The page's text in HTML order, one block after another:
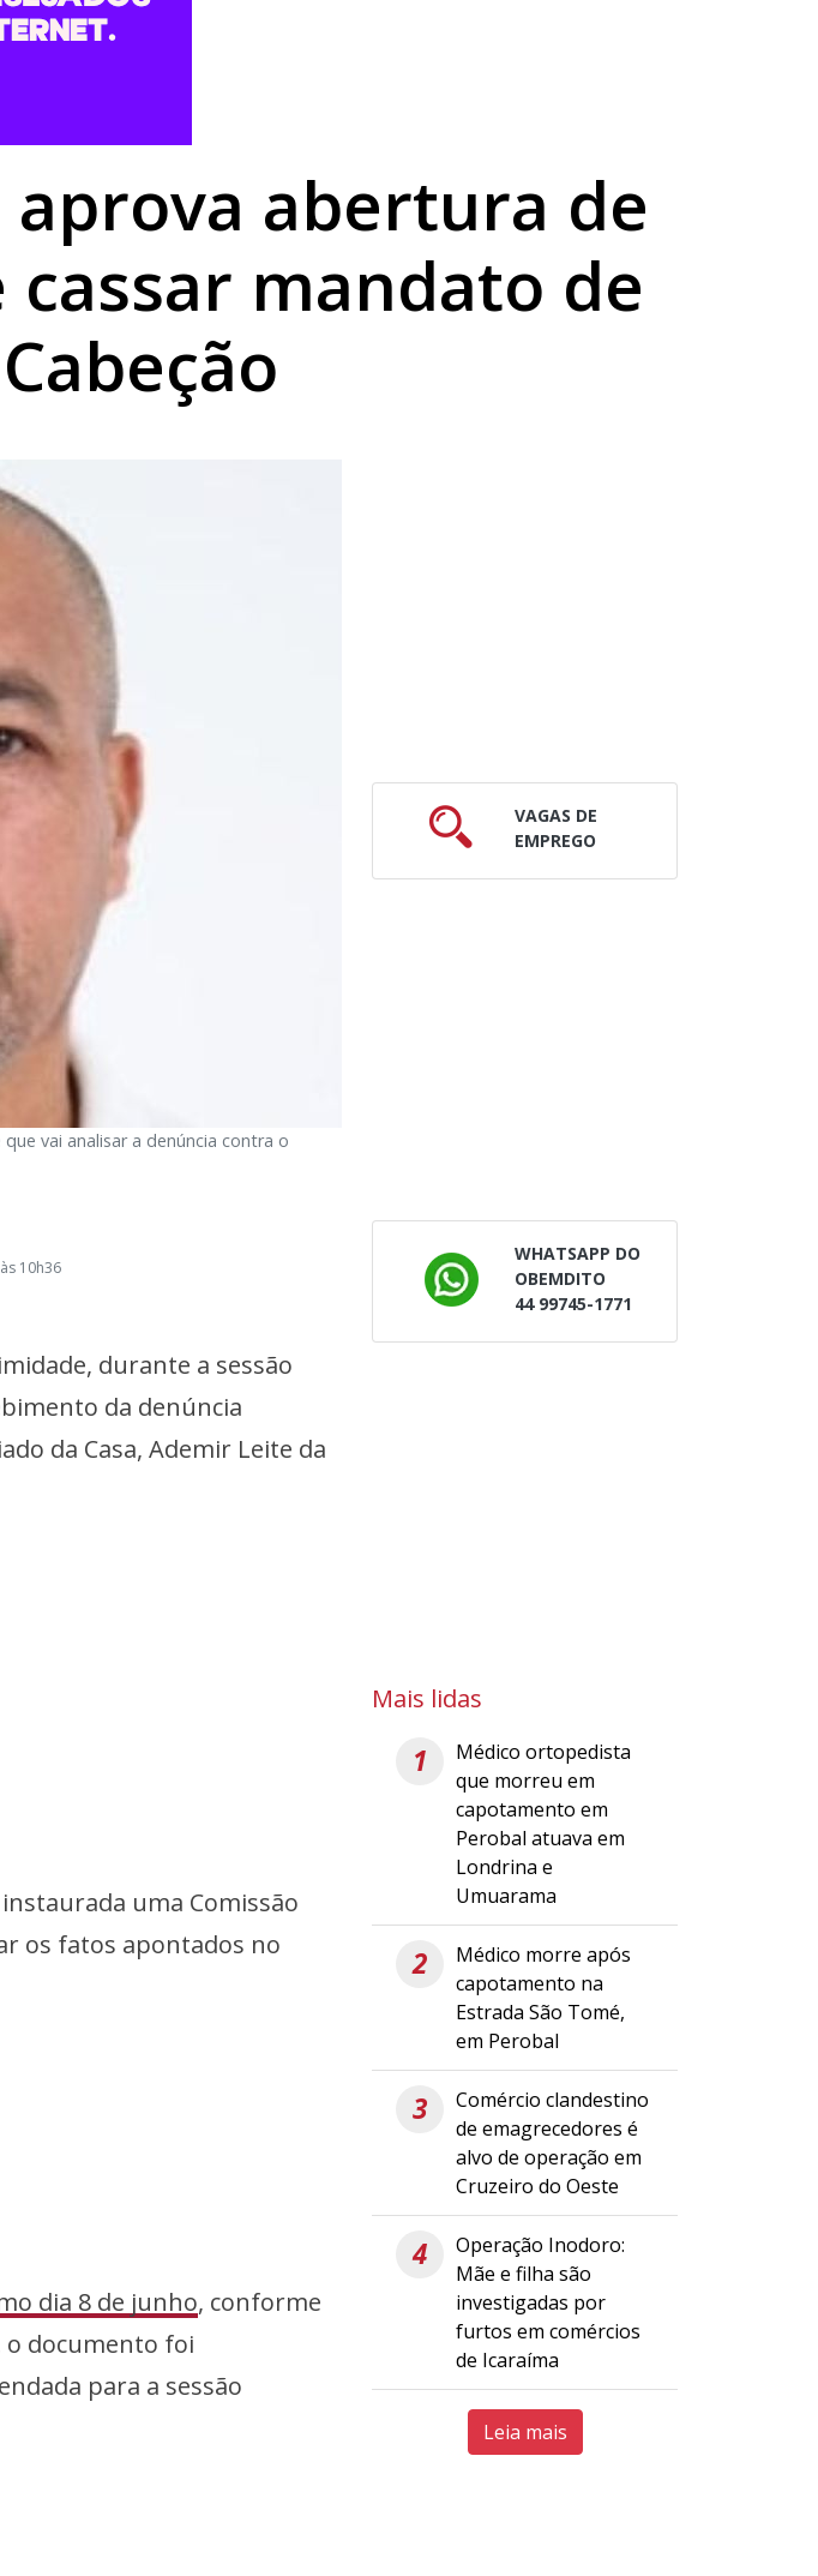
Expo Goio, que começa nesta sexta
abertura de
mandato de
vai analisar a denúncia contra o
10h36
durante a sessão
da denúncia
da Casa, Ademir Leite da
uma Comissão
os fatos apontados no
dia 8 de junho, conforme
o documento foi
para a sessão
VAGAS DE
EMPREGO
WHATSAPP DO
OBEMDITO
44 99745-1771
Mais lidas
1
Médico ortopedista
que morreu em
capotamento em
Perobal atuava em
Londrina e
Umuarama
2
Médico morre após
capotamento na
Estrada São Tomé,
em Perobal
3
Comércio clandestino
de emagrecedores é
alvo de operação em
Cruzeiro do Oeste
4
Operação Inodoro:
Mãe e filha são
investigadas por
furtos em comércios
de Icaraíma
Leia mais